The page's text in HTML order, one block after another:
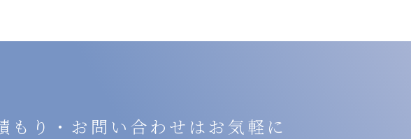
もり・お問い合わせはお気軽に